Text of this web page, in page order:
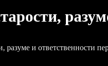
разуме и ответственности